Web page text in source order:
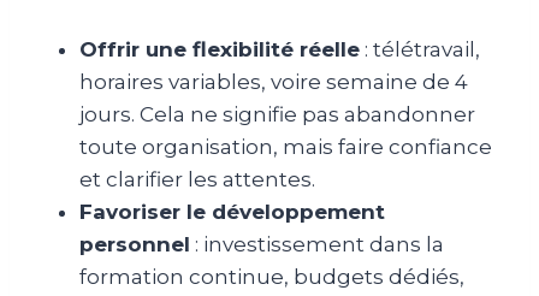
Offrir une flexibilité réelle : télétravail,
horaires variables, voire semaine de 4
jours. Cela ne signifie pas abandonner
toute organisation, mais faire confiance
et clarifier les attentes.
Favoriser le développement
personnel : investissement dans la
formation continue, budgets dédiés,